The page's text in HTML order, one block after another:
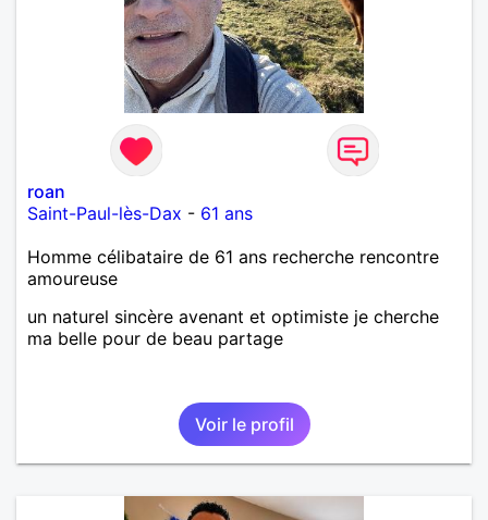
roan
Saint-Paul-lès-Dax - 61 ans
Homme célibataire de 61 ans recherche rencontre
amoureuse
un naturel sincère avenant et optimiste je cherche
ma belle pour de beau partage
Voir le profil